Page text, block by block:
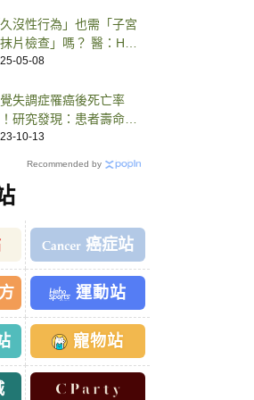
久沒性行為」也需「子宮
片檢查」嗎？ 醫：HPV
伏 10 年以上
05-08
失調症罹癌後死亡率
研究發現：患者壽命比
人少 10 至 15 年
10-13
Recommended by
癌症站
運動站
寵物站